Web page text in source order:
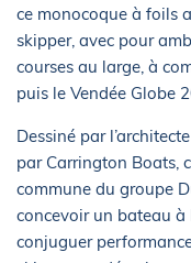
ce monocoque à foils
skipper, avec pour
courses au large, à
puis le Vendée Globe
Dessiné par
par Carrington Boats,
commune du groupe
concevoir un bateau
conjuguer